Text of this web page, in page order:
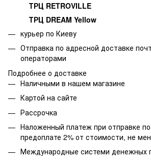
ТРЦ RETROVILLE
ТРЦ DREAM Yellow
курьер по Киеву
Отправка по адресной доставке
операторами
Подробнее о доставке
Наличными в нашем магазине
Картой на сайте
Рассрочка
Наложенный платеж при отправке
предоплате 2% от стоимости, не
Международные системи денежных